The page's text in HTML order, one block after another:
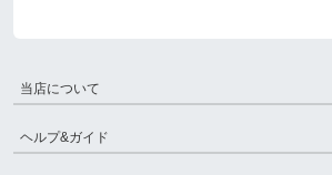
当店について
ヘルプ&ガイド